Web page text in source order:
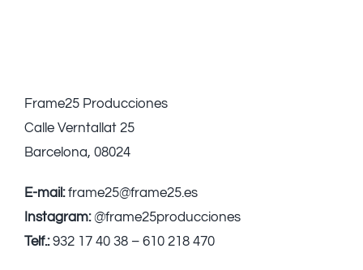
Frame25 Producciones
Calle Verntallat 25
Barcelona, 08024
E-mail:frame25@frame25.es
Instagram:@frame25producciones
Telf.:932 17 40 38 – 610 218 470